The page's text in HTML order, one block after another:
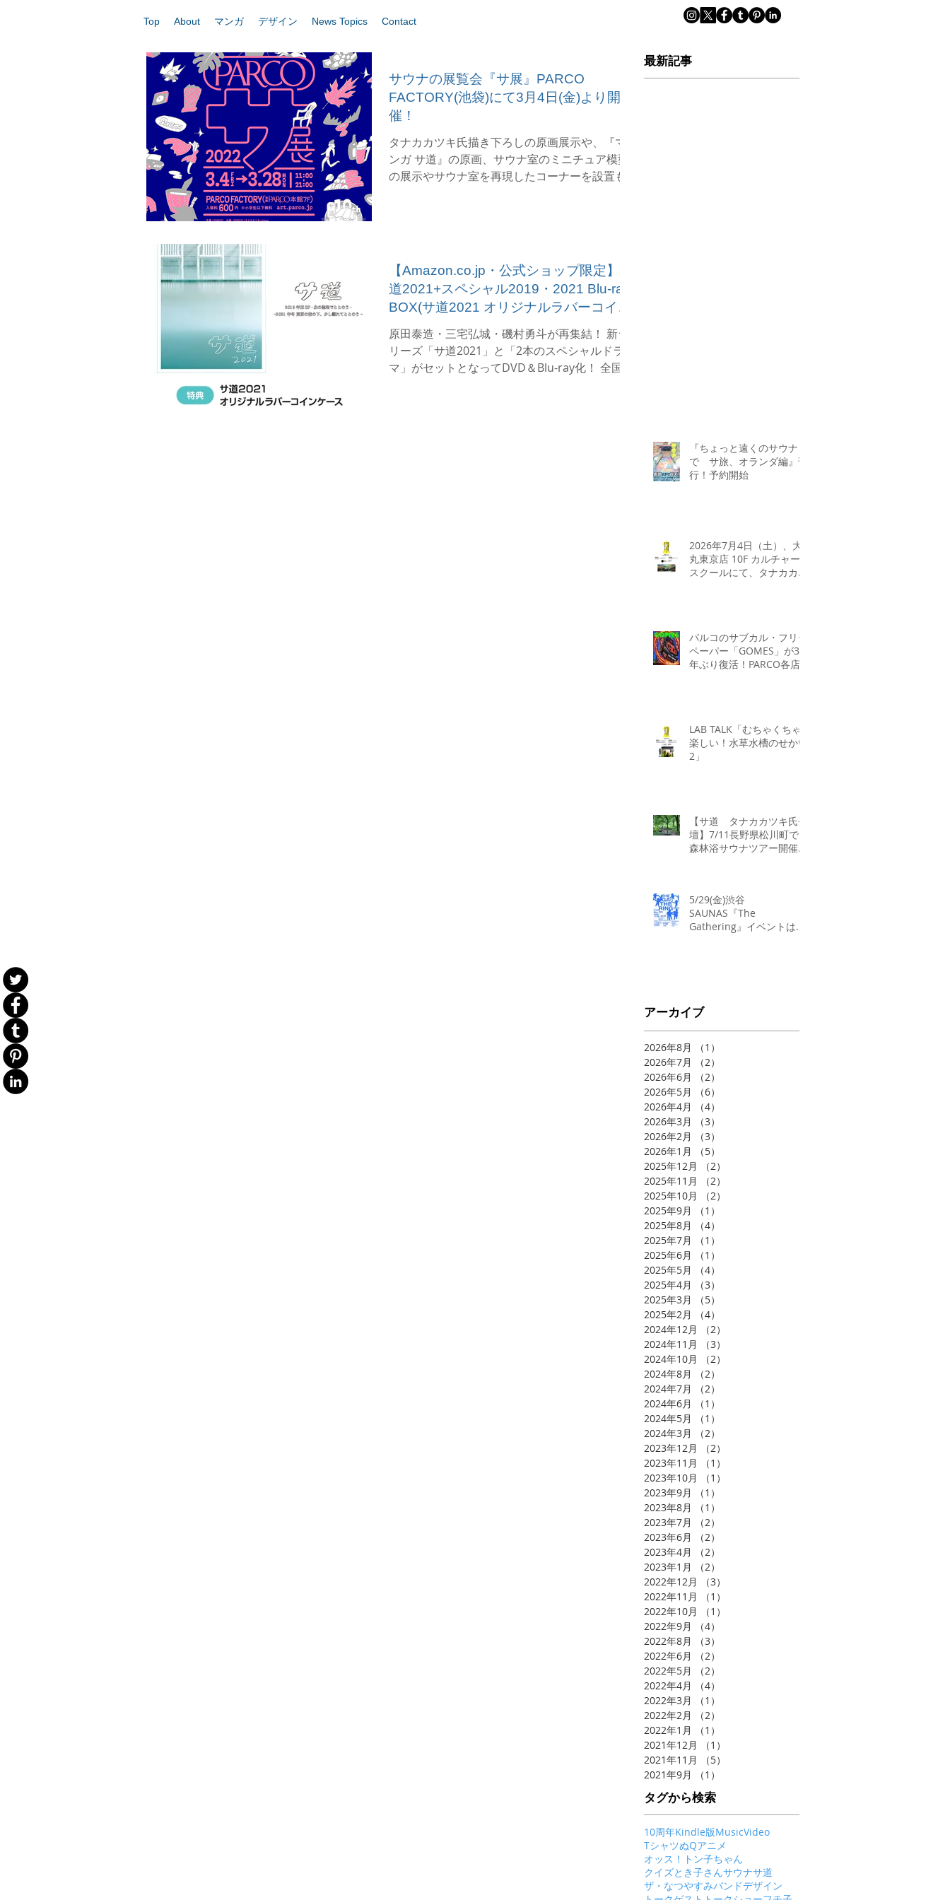
Top About マンガ デザイン News Topics Contact
サウナの展覧会『サ展』PARCO
FACTORY(池袋)にて3月4日(金)より開
催！
タナカカツキ氏描き下ろしの原画展示や、『マ
ンガ サ道』の原画、サウナ室のミニチュア模型
の展示やサウナ室を再現したコーナーを設置も
【Amazon.co.jp・公式ショップ限定】サ
道2021+スペシャル2019・2021 Blu-ray
BOX(サ道2021 オリジナルラバーコイン
ケース付)
原田泰造・三宅弘城・磯村勇斗が再集結！ 新シ
リーズ「サ道2021」と「2本のスペシャルドラ
マ」がセットとなってDVD＆Blu-ray化！ 全国の
最新記事
『ちょっと遠くのサウナま
で サ旅、オランダ編』刊
行！予約開始
2026年7月4日（土）、大
丸東京店 10F カルチャー
スクールにて、タナカカツ
パルコのサブカル・フリー
ペーパー「GOMES」が30
年ぶり復活！PARCO各店
LAB TALK「むちゃくちゃ
楽しい！水草水槽のせかい
2」
【サ道 タナカカツキ氏登
壇】7/11長野県松川町で
森林浴サウナツアー開催！
5/29(金)渋谷
SAUNAS『The
Gathering』イベントは
アーカイブ
2026年8月 （1）
2026年7月
（2）
2026年6月
（2）
2026年5月
（6）
2026年4月
（4）
2026年3月
（3）
2026年2月
（3）
2026年1月
（5）
2025年12月
（2）
2025年11月
（2）
2025年10月
（2）
2025年9月
（1）
2025年8月
（4）
2025年7月
（1）
2025年6月
（1）
2025年5月
（4）
2025年4月
（3）
2025年3月
（5）
2025年2月
（4）
2024年12月
（2）
2024年11月
（3）
2024年10月
（2）
2024年8月
（2）
2024年7月
（2）
2024年6月
（1）
2024年5月
（1）
2024年3月
（2）
2023年12月
（2）
2023年11月
（1）
2023年10月
（1）
2023年9月
（1）
2023年8月
（1）
2023年7月
（2）
2023年6月
（2）
2023年4月
（2）
2023年1月
（2）
2022年12月
（3）
2022年11月
（1）
2022年10月
（1）
2022年9月
（4）
2022年8月
（3）
2022年6月
（2）
2022年5月
（2）
2022年4月
（4）
2022年3月
（1）
2022年2月
（2）
2022年1月
（1）
2021年12月
（1）
2021年11月
（5）
2021年9月
（1）
タグから検索
10周年Kindle版MusicVideo
TシャツぬQアニメ
オッス！トン子ちゃん
クイズとき子さんサウナサ道
ザ・なつやすみバンドデザイン